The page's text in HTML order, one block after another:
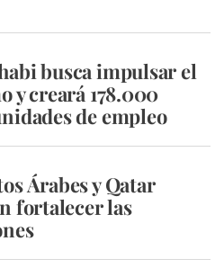
busca impulsar el
y creará 178.000
de empleo
Árabes y Qatar
fortalecer las